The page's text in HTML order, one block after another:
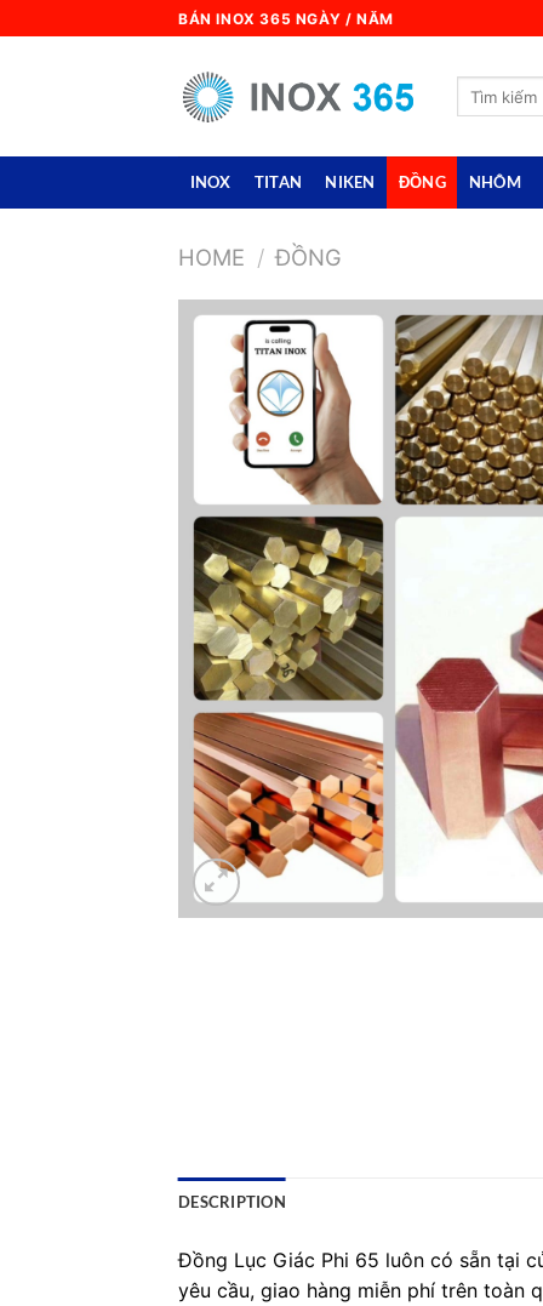
to
BÁN INOX 365 NGÀY / NĂM
Search
INOX TITAN NIKEN ĐỒNG NHÔM
HOME / ĐỒNG
DESCRIPTION
Đồng Lục Giác Phi 65 luôn có sẵn tại
yêu cầu, giao hàng miễn phí trên toàn